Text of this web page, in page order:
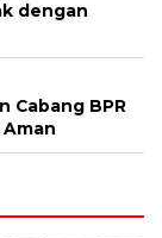
dengan
Cabang BPR